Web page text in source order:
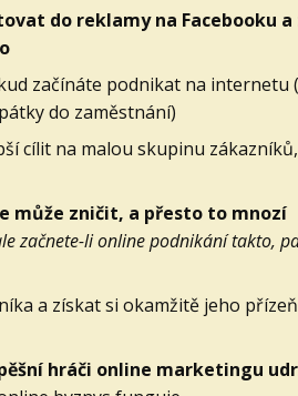
do reklamy na Facebooku a
začínáte podnikat na internetu
do zaměstnání)
cílit na malou skupinu
může zničit, a přesto to mnozí
začnete-li online podnikání takto,
a získat si okamžitě jeho
hráči online marketingu